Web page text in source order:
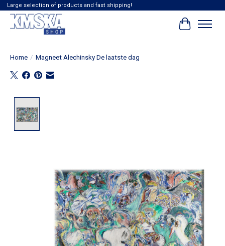
Large selection of products and fast shipping!
Home / Magneet Alechinsky De laatste dag